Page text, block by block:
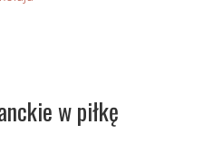
w piłkę